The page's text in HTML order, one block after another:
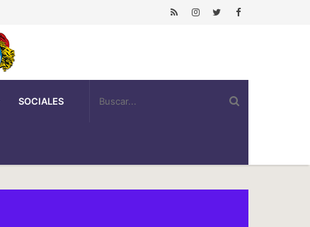
SOCIALES